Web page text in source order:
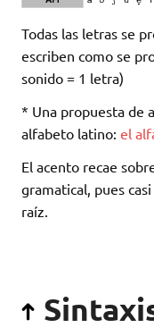
Todas las letras se
escriben como se
sonido = 1 letra)
* Una propuesta de
alfabeto latino: el
El acento recae
gramatical, pues
raíz.